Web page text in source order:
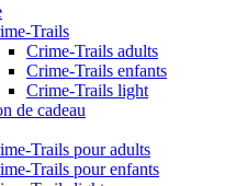
Trails
Crime-Trails adults
Crime-Trails enfants
Crime-Trails light
de cadeau
Trails pour adults
Trails pour enfants